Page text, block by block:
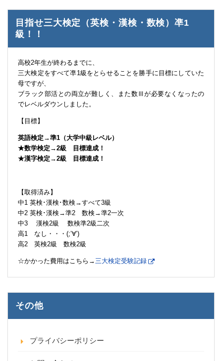
目指せ三大検定（英検・漢検・数検）凖1
級！！
高校2年生が終わるまでに、
三大検定をすべて凖1級をとらせることを勝手に目標にしていた
母ですが、
ブラック部活との両立が難しく、また数Ⅲが必要なくなったの
でレベルダウンしました。
【目標】
英語検定→準1（大学中級レベル）
★数学検定→2級 目標達成！
★漢字検定→2級 目標達成！
【取得済み】
中1 英検･漢検･数検→すべて3級
中2 英検･漢検→準2 数検→準2一次
中3 漢検2級 数検準2級二次
高1 なし・・・(;’∀’)
高2 英検2級 数検2級
☆かかった費用はこちら→三大検定受験記録
その他
プライバシーポリシー